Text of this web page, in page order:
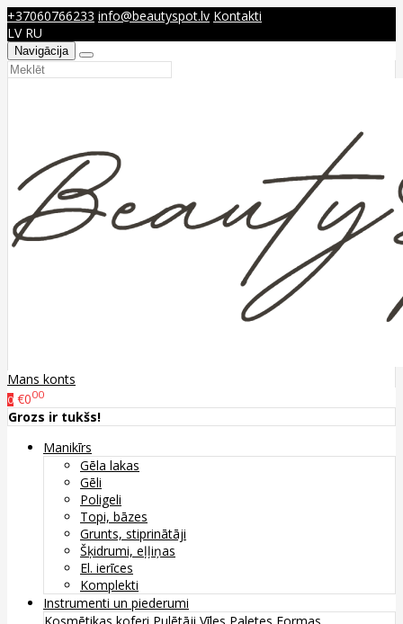
+37060766233 info@beautyspot.lv Kontakti
LV RU
Navigācija
Mans konts
0 €000
Grozs ir tukšs!
Manikīrs
Gēla lakas
Gēli
Poligeli
Topi, bāzes
Grunts, stiprinātāji
Šķidrumi, eļļiņas
El. ierīces
Komplekti
Instrumenti un piederumi
Kosmētikas koferi Pulētāji Vīles Paletes Formas